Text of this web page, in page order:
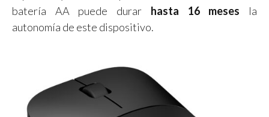
batería AA puede durar hasta 16 meses la
autonomía de este dispositivo.